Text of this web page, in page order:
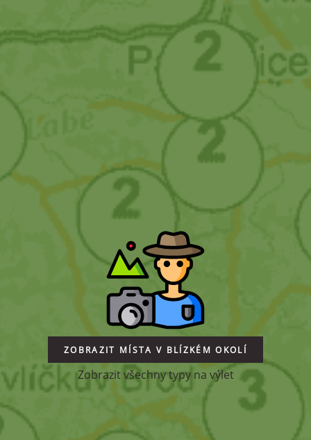
ZOBRAZIT MÍSTA V BLÍZKÉM OKOLÍ
Zobrazit všechny typy na výlet